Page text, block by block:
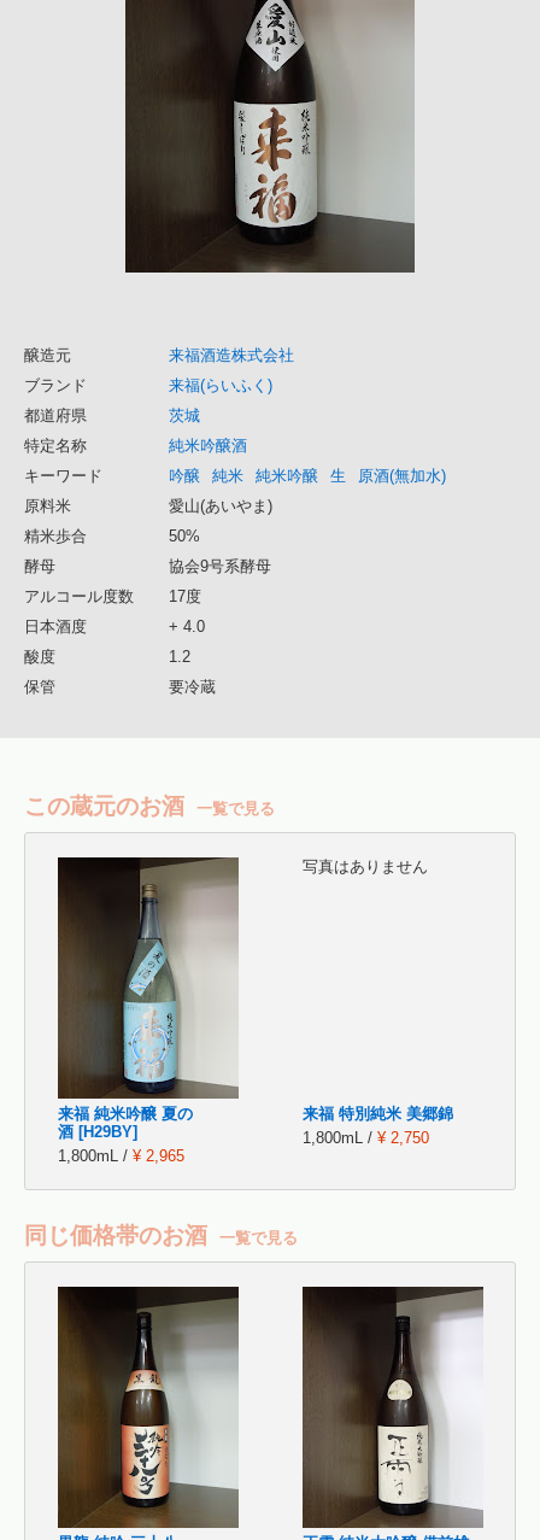
醸造元
来福酒造株式会社
ブランド
来福(らいふく)
都道府県
茨城
特定名称
純米吟醸酒
キーワード
吟醸 純米 純米吟醸 生
原酒(無加水)
原料米
愛山(あいやま)
精米歩合
50%
酵母
協会9号系酵母
アルコール度数
17度
日本酒度
+ 4.0
酸度
1.2
保管
要冷蔵
この蔵元のお酒 一覧で見る
来福 純米吟醸 夏の
酒 [H29BY]
1,800mL / ¥ 2,965
写真はありません
来福 特別純米 美郷錦
1,800mL / ¥ 2,750
同じ価格帯のお酒 一覧で見る